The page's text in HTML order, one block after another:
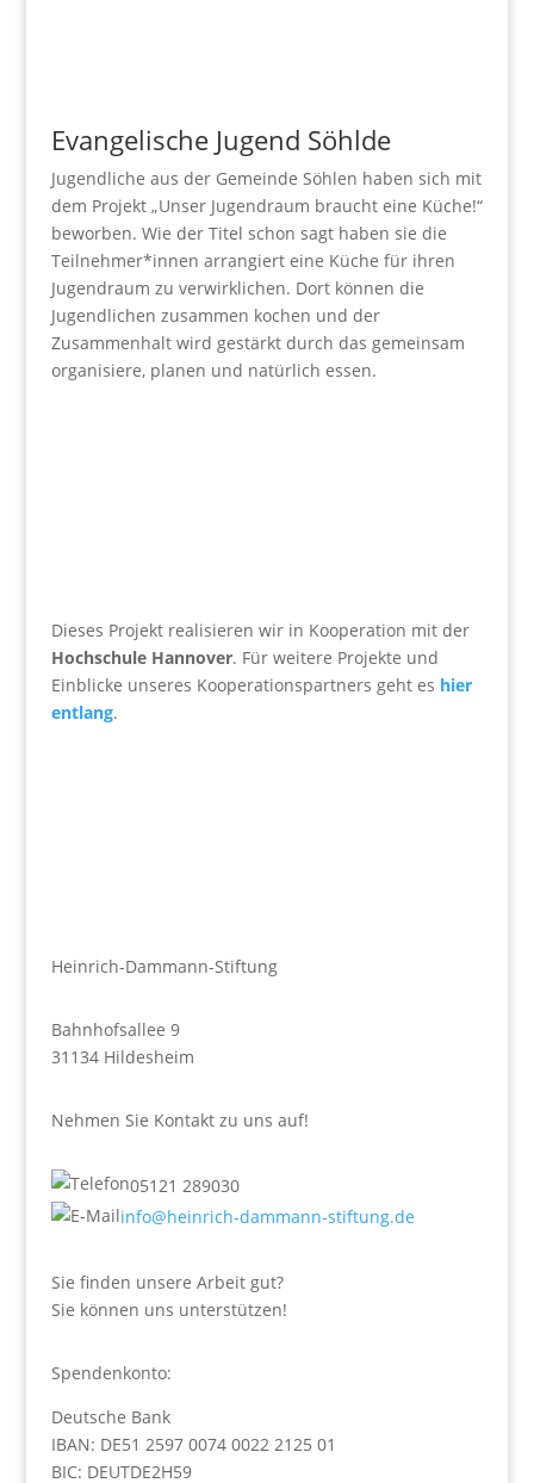
Evangelische Jugend Söhlde
Jugendliche aus der Gemeinde Söhlen haben sich mit
dem Projekt „Unser Jugendraum braucht eine Küche!“
beworben. Wie der Titel schon sagt haben sie die
Teilnehmer*innen arrangiert eine Küche für ihren
Jugendraum zu verwirklichen. Dort können die
Jugendlichen zusammen kochen und der
Zusammenhalt wird gestärkt durch das gemeinsam
organisiere, planen und natürlich essen.
Dieses Projekt realisieren wir in Kooperation mit der
Hochschule Hannover. Für weitere Projekte und
Einblicke unseres Kooperationspartners geht es hier
entlang.
Heinrich-Dammann-Stiftung
Bahnhofsallee 9
31134 Hildesheim
Nehmen Sie Kontakt zu uns auf!
05121 289030
info@heinrich-dammann-stiftung.de
Sie finden unsere Arbeit gut?
Sie können uns unterstützen!
Spendenkonto:
Deutsche Bank
IBAN: DE51 2597 0074 0022 2125 01
BIC: DEUTDE2H59